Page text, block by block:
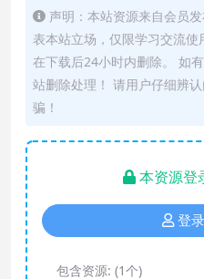
声明：本站资源来自会员
表本站立场，仅限学习交流
在下载后24小时内删除。 如
站删除处理！ 请用户仔细辨
骗！
本资源登
登
包含资源: (1个)